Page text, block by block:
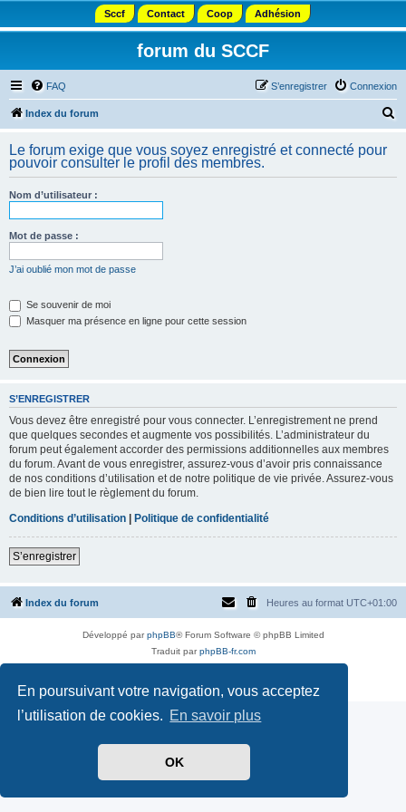
En poursuivant votre navigation, vous acceptez
l’utilisation de cookies. En savoir plus
OK
Sccf Contact Coop Adhésion
forum du SCCF
FAQ Connexion
S’enregistrer
Index du forum
h
Le forum exige que vous soyez enregistré et connecté pour
pouvoir consulter le profil des membres.
Nom d’utilisateur :
Mot de passe :
J’ai oublié mon mot de passe
Se souvenir de moi
Masquer ma présence en ligne pour cette session
S’ENREGISTRER
Vous devez être enregistré pour vous connecter. L’enregistrement ne prend
que quelques secondes et augmente vos possibilités. L’administrateur du
forum peut également accorder des permissions additionnelles aux membres
du forum. Avant de vous enregistrer, assurez-vous d’avoir pris connaissance
de nos conditions d’utilisation et de notre politique de vie privée. Assurez-vous
de bien lire tout le règlement du forum.
Conditions d’utilisation | Politique de confidentialité
S’enregistrer
Index du forum Heures au format UTC+01:00
Développé parphpBB® Forum Software © phpBB Limited
Traduit parphpBB-fr.com
Confidentialité